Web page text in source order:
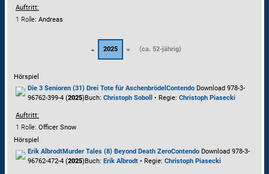
Auftritt:
1 Rolle: Andreas
2025 (ca. 52-jährig)
Hörspiel
Die 3 Senioren (31) Drei Tote für Aschenbrödel Contendo Download 978-3-
96762-399-4 (2025)Buch: Christoph Soboll • Regie: Christoph Piasecki
Auftritt:
1 Rolle: Officer Snow
Hörspiel
Erik AlbrodtMurder Tales (8) Beyond Death ZeroContendo Download 978-3-
96762-472-4 (2025)Buch: Erik Albrodt • Regie: Christoph Piasecki